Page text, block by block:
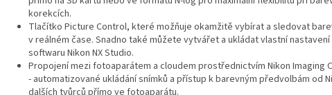
korekcích.
Tlačítko Picture Control, které možňuje okamžitě vybírat a sledovat
v reálném čase. Snadno také můžete vytvářet a ukládat vlastní
softwaru Nikon NX Studio.
Propojení mezi fotoaparátem a cloudem prostřednictvím Nikon Imaging
- automatizované ukládání snímků a přístup k barevným předvolbám od